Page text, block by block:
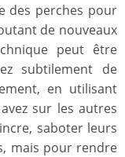
des perches pour
de nouveaux
peut être
subtilement de
en utilisant
sur les autres
saboter leurs
mais pour rendre